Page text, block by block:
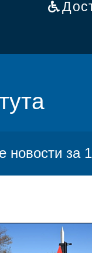
новости за